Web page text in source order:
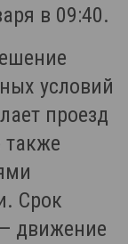
в 09:40.
условий
проезд
Срок
движение